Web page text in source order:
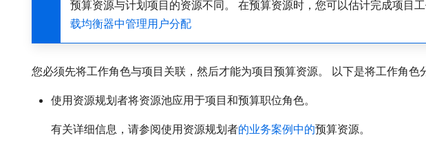
预算资源与计划项目的资源不同。 在预算资源时，您可以估计完成项目
载均衡器中管理用户分配
您必须先将工作角色与项目关联，然后才能为项目预算资源。 以下是将工作角色
使用资源规划者将资源池应用于项目和预算职位角色。
有关详细信息，请参阅使用资源规划者的业务案例中的预算资源。